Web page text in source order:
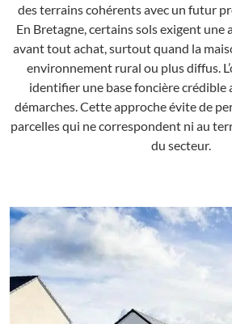
des terrains cohérents avec un futur
En Bretagne, certains sols exigent
avant tout achat, surtout quand la
environnement rural ou plus diffus.
identifier une base foncière crédible
démarches. Cette approche évite de
parcelles qui ne correspondent ni au
du secteur.